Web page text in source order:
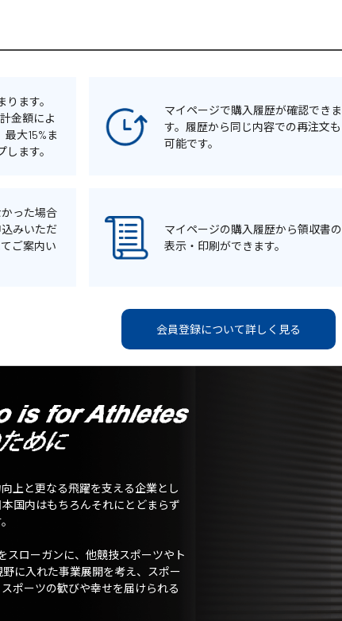
ます。
金額によ
大15%ま
ます。
マイページで購入履歴が確認できま
す。履歴から同じ内容での再注文も
可能です。
った場合
みいただ
ご案内い
マイページの購入履歴から領収書の
表示・印刷ができます。
会員登録について詳しく見る
上と更なる飛躍を支える企業とし
国内はもちろんそれにとどまらず
スローガンに、他競技スポーツやト
に入れた事業展開を考え、スポー
ポーツの歓びや幸せを届けられる